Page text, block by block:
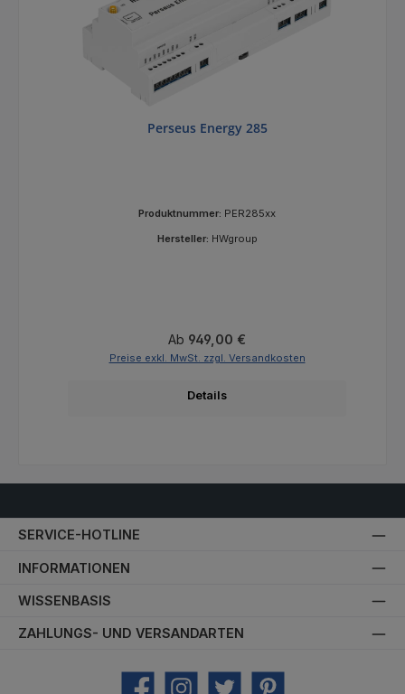
Perseus Energy 285
Produktnummer: PER285xx
Hersteller: HWgroup
Regulärer Preis:
Ab 949,00 €
Preise exkl. MwSt. zzgl. Versandkosten
Details
SERVICE-HOTLINE
INFORMATIONEN
WISSENBASIS
ZAHLUNGS- UND VERSANDARTEN